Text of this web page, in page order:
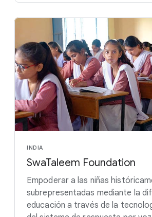
INDIA
SwaTaleem Foundation
Empoderar a las niñas
subrepresentadas mediante la
educación a través de la